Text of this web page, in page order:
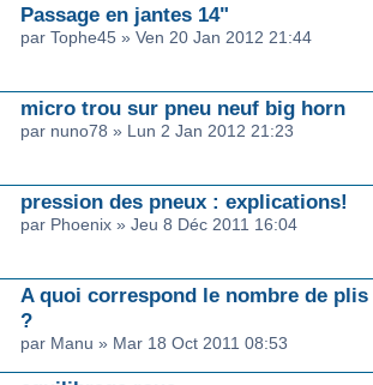
Passage en jantes 14"
par Tophe45 » Ven 20 Jan 2012 21:44
micro trou sur pneu neuf big horn
par nuno78 » Lun 2 Jan 2012 21:23
pression des pneux : explications!
par Phoenix » Jeu 8 Déc 2011 16:04
A quoi correspond le nombre de
?
par Manu » Mar 18 Oct 2011 08:53